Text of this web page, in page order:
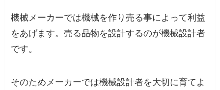
機械メーカーでは機械を作り売る事によって利益
をあげます。売る品物を設計するのが機械設計者
です。
そのためメーカーでは機械設計者を大切に育てよ